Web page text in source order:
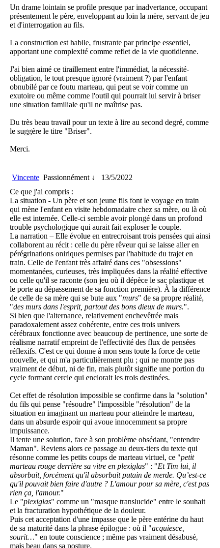
Un drame lointain se profile presque par inadvertance, occupant
présentement le père, enveloppant au loin la mère, servant de jeu
et d'interrogation au fils.
La construction est habile, frustrante par principe essentiel,
apportant une complexité comme reflet de la vie quotidienne.
J'ai bien aimé ce tiraillement entre l'immédiat, la nécessité-
obligation, le tout presque ignoré (vraiment ?) par l'enfant
obnubilé par ce foutu marteau, qui peut se voir comme un
exutoire ou même comme l'outil qui pourrait lui servir à briser
une situation familiale qu'il ne maîtrise pas.
Du très beau travail pour un texte à lire au second degré, comme
le suggère le titre "Briser".
Merci.
Vincente Passionnément ↓
13/5/2022
Ce que j'ai compris :
La situation - Un père et son jeune fils font le voyage en train
qui mène l'enfant en visite hebdomadaire chez sa mère, ou là où
elle est internée. Celle-ci semble avoir plongé dans un profond
trouble psychologique qui aurait fait exploser le couple.
La narration – Elle évolue en entrecroisant trois pensées qui ainsi
collaborent au récit : celle du père rêveur qui se laisse aller en
pérégrinations oniriques permises par l'habitude du trajet en
train. Celle de l'enfant très affairé dans ces "obsessions"
momentanées, curieuses, très impliquées dans la réalité effective
ou celle qu'il se raconte (son jeu où il dépèce le sac plastique et
le porte au dépassement de sa fonction première). À la différence
de celle de sa mère qui se bute aux "murs" de sa propre réalité,
"des murs dans l'esprit, partout des bons dieux de murs.".
Si bien que l'alternance, relativement enchevêtrée mais
paradoxalement assez cohérente, entre ces trois univers
cérébraux fonctionne avec beaucoup de pertinence, une sorte de
réalisme narratif empreint de l'effectivité des flux de pensées
réflexifs. C'est ce qui donne à mon sens toute la force de cette
nouvelle, et qui m'a particulièrement plu ; qui ne montre pas
vraiment de début, ni de fin, mais plutôt signifie une portion du
cycle formant cercle qui enclorait les trois destinées.
Cet effet de résolution impossible se confirme dans la "solution"
du fils qui pense "résoudre" l'impossible "résolution" de la
situation en imaginant un marteau pour atteindre le marteau,
dans un absurde espoir qui avoue innocemment sa propre
impuissance.
Il tente une solution, face à son problème obsédant, "entendre
Maman". Reviens alors ce passage au deux-tiers du texte qui
résonne comme les petits coups de marteau virtuel, ce "petit
marteau rouge derrière sa vitre en plexiglas" : "Et Tim lui, il
absorbait, forcément qu'il absorbait putain de merde. Qu’est-ce
qu'il pouvait bien faire d'autre ? L'amour pour sa mère, c'est pas
rien ça, l'amour."
Le "plexiglas" comme un "masque translucide" entre le souhait
et la fracturation hypothétique de la douleur.
Puis cet acceptation d'une impasse que le père entérine du haut
de sa maturité dans la phrase épilogue : où il "acquiesce,
sourit…" en toute conscience ; même pas vraiment désabusé,
mais beau dans sa posture.